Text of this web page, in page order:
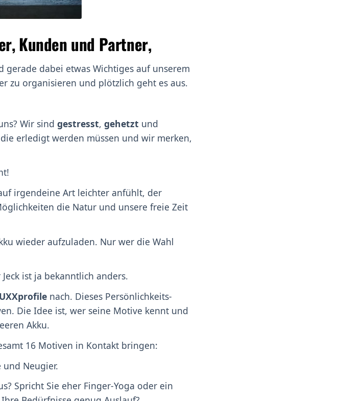
Kunden und Partner,
gerade dabei etwas Wichtiges auf unserem
zu organisieren und plötzlich geht es aus.
Wir sindgestresst,gehetzt und
erledigt werden müssen und wir merken,
irgendeine Art leichter anfühlt, der
die Natur und unsere freie Zeit
wieder aufzuladen. Nur wer die Wahl
ist ja bekanntlich anders.
nach. Dieses Persönlichkeits-
Die Idee ist, wer seine Motive kennt und
Akku.
16 Motiven in Kontakt bringen:
und Neugier.
Spricht Sie eher Finger-Yoga oder ein